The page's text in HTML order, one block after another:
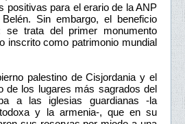
positivas para el erario de la ANP
Sin embargo, el beneficio
se trata del primer monumento
inscrito como patrimonio mundial
palestino de Cisjordania y el
de los lugares más sagrados del
a las iglesias guardianas -la
y la armenia-, que en su